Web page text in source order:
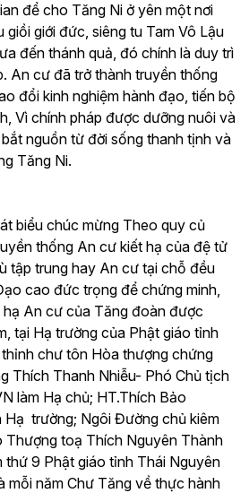
để cho Tăng Ni ở yên một nơi
giồi giới đức, siêng tu Tam Vô Lậu
đến thánh quả, đó chính là duy trì
An cư đã trở thành truyền thống
đổi kinh nghiệm hành đạo, tiến bộ
Vì chính pháp được dưỡng nuôi và
nguồn từ đời sống thanh tịnh và
Tăng Ni.
biểu chúc mừng Theo quy củ
thống An cư kiết hạ của đệ tử
tập trung hay An cư tại chỗ đều
cao đức trọng để chứng minh,
An cư của Tăng đoàn được
tại Hạ trường của Phật giáo tỉnh
chư tôn Hòa thượng chứng
Thích Thanh Nhiễu- Phó Chủ tịch
làm Hạ chủ; HT.Thích Bảo
Hạ trường; Ngôi Đường chủ kiêm
Thượng toạ Thích Nguyên Thành
thứ 9 Phật giáo tỉnh Thái Nguyên
mỗi năm Chư Tăng về thực hành